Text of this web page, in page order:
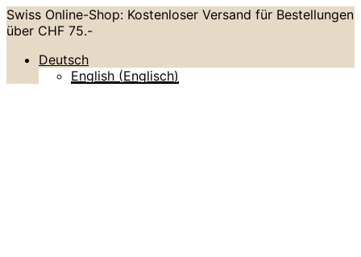
Swiss Online-Shop: Kostenloser Versand für Bestellungen
über CHF 75.-
Deutsch
English (Englisch)